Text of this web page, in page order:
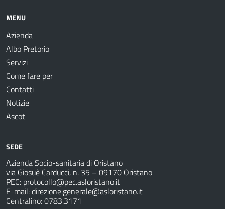
MENU
Azienda
Albo Pretorio
Servizi
Come fare per
Contatti
Notizie
Ascot
SEDE
Azienda Socio-sanitaria di Oristano
via Giosuè Carducci, n. 35 – 09170 Oristano
PEC: protocollo@pec.asloristano.it
E-mail:direzione.generale@asloristano.it
Centralino: 0783.3171